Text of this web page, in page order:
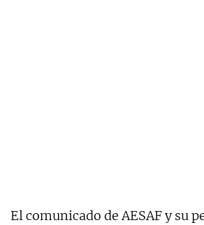
El comunicado de AESAF y su